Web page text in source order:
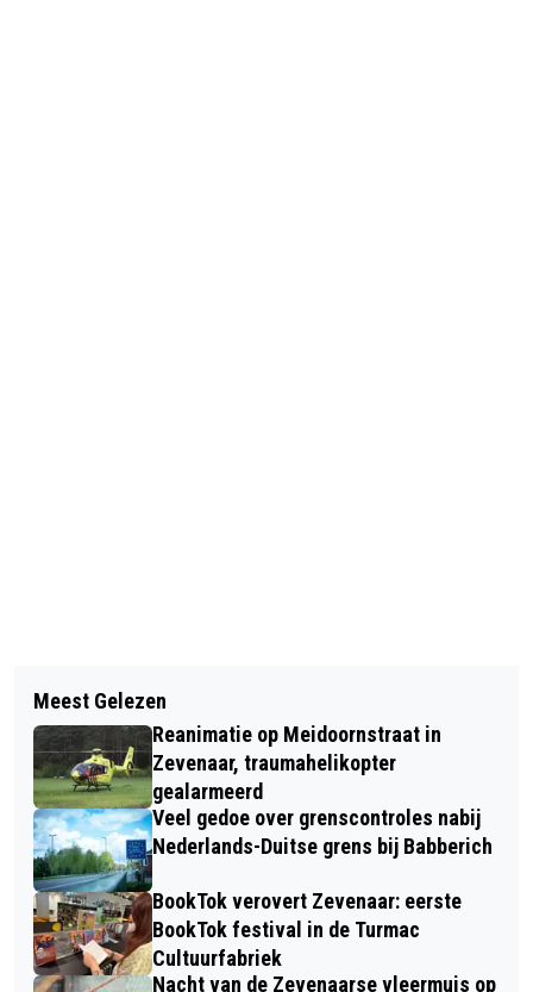
WEDEROM FLINKE STROOMSTORING,
DEZE KEER IN ZEVENAARSE DORPEN
PVV-LEIDER GEERT WILDERS
WOENSDAG NAAR DE LIEMERS VOOR
ANTI-AZC BIJEENKOMST
Meest Gelezen
Reanimatie op Meidoornstraat in
Zevenaar, traumahelikopter
gealarmeerd
Veel gedoe over grenscontroles nabij
Nederlands-Duitse grens bij Babberich
BookTok verovert Zevenaar: eerste
BookTok festival in de Turmac
Cultuurfabriek
Nacht van de Zevenaarse vleermuis op